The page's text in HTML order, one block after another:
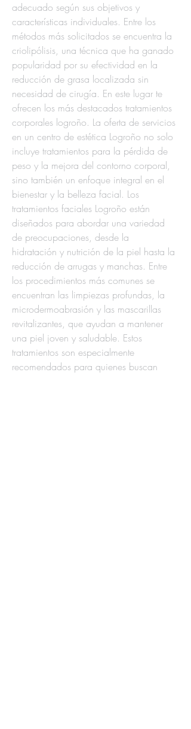
adecuado según sus objetivos y
características individuales. Entre los
métodos más solicitados se encuentra la
criolipólisis, una técnica que ha ganado
popularidad por su efectividad en la
reducción de grasa localizada sin
necesidad de cirugía. En este lugar te
ofrecen los más destacados tratamientos
corporales logroño. La oferta de servicios
en un centro de estética Logroño no solo
incluye tratamientos para la pérdida de
peso y la mejora del contorno corporal,
sino también un enfoque integral en el
bienestar y la belleza facial. Los
tratamientos faciales Logroño están
diseñados para abordar una variedad
de preocupaciones, desde la
hidratación y nutrición de la piel hasta la
reducción de arrugas y manchas. Entre
los procedimientos más comunes se
encuentran las limpiezas profundas, la
microdermoabrasión y las mascarillas
revitalizantes, que ayudan a mantener
una piel joven y saludable. Estos
tratamientos son especialmente
recomendados para quienes buscan